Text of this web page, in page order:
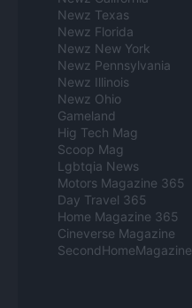
Newz Texas
Newz Florida
Newz New York
Newz Pennsylvania
Newz Illinois
Newz Ohio
Gameland
Hig Tech Mag
Scoop Mag
Lgbtqia News
Motors Magazine 365
Day Travel 365
Home Magazine 365
Cineverse Magazine
SecondHomeMagazine